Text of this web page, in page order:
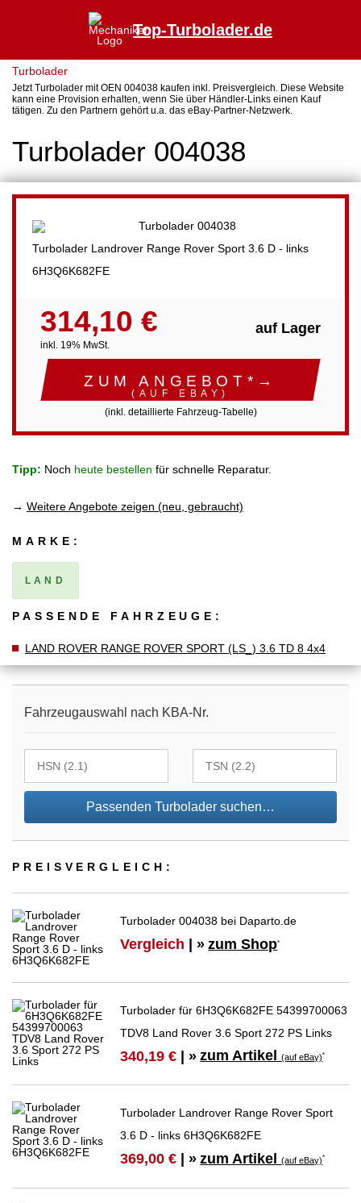
Top-Turbolader.de
Turbolader
Jetzt Turbolader mit OEN 004038 kaufen inkl. Preisvergleich. Diese Website
kann eine Provision erhalten, wenn Sie über Händler-Links einen Kauf
tätigen. Zu den Partnern gehört u.a. das eBay-Partner-Netzwerk.
Turbolader 004038
Turbolader Landrover Range Rover Sport 3.6 D - links
6H3Q6K682FE
314,10 €
inkl. 19% MwSt.
auf Lager
ZUM ANGEBOT*→
(AUF EBAY)
(inkl. detaillierte Fahrzeug-Tabelle)
Tipp: Noch heute bestellen für schnelle Reparatur.
→ Weitere Angebote zeigen (neu, gebraucht)
MARKE:
LAND
PASSENDE FAHRZEUGE:
LAND ROVER RANGE ROVER SPORT (LS_) 3.6 TD 8 4x4
Fahrzeugauswahl nach KBA-Nr.
Passenden Turbolader suchen…
PREIS­VER­GLEICH:
Turbolader 004038 bei Daparto.de
Vergleich | » zum Shop*
Turbolader für 6H3Q6K682FE 54399700063
TDV8 Land Rover 3.6 Sport 272 PS Links
340,19 € | » zum Artikel(auf eBay)*
Turbolader Landrover Range Rover Sport
3.6 D - links 6H3Q6K682FE
369,00 € | » zum Artikel(auf eBay)*